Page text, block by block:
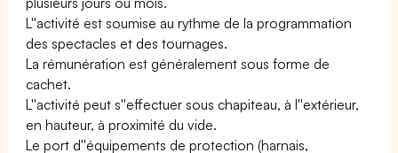
L''activité est soumise au rythme de la programmation
des spectacles et des tournages.
La rémunération est généralement sous forme de
cachet.
L''activité peut s''effectuer sous chapiteau, à l''extérieur,
en hauteur, à proximité du vide.
Le port d''équipements de protection (harnais,